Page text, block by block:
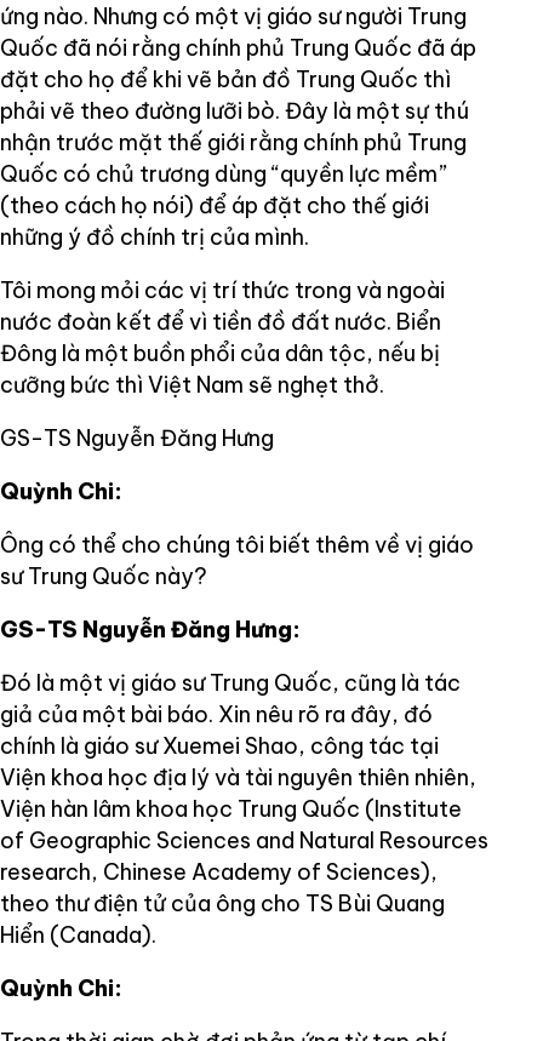
ứng nào. Nhưng có một vị giáo sư người Trung
Quốc đã nói rằng chính phủ Trung Quốc đã áp
đặt cho họ để khi vẽ bản đồ Trung Quốc thì
phải vẽ theo đường lưỡi bò. Đây là một sự thú
nhận trước mặt thế giới rằng chính phủ Trung
Quốc có chủ trương dùng “quyền lực mềm”
(theo cách họ nói) để áp đặt cho thế giới
những ý đồ chính trị của mình.
Tôi mong mỏi các vị trí thức trong và ngoài
nước đoàn kết để vì tiền đồ đất nước. Biển
Đông là một buồn phổi của dân tộc, nếu bị
cưỡng bức thì Việt Nam sẽ nghẹt thở.
GS-TS Nguyễn Đăng Hưng
Quỳnh Chi:
Ông có thể cho chúng tôi biết thêm về vị giáo
sư Trung Quốc này?
GS-TS Nguyễn Đăng Hưng:
Đó là một vị giáo sư Trung Quốc, cũng là tác
giả của một bài báo. Xin nêu rõ ra đây, đó
chính là giáo sư Xuemei Shao, công tác tại
Viện khoa học địa lý và tài nguyên thiên nhiên,
Viện hàn lâm khoa học Trung Quốc (Institute
of Geographic Sciences and Natural Resources
research, Chinese Academy of Sciences),
theo thư điện tử của ông cho TS Bùi Quang
Hiển (Canada).
Quỳnh Chi: